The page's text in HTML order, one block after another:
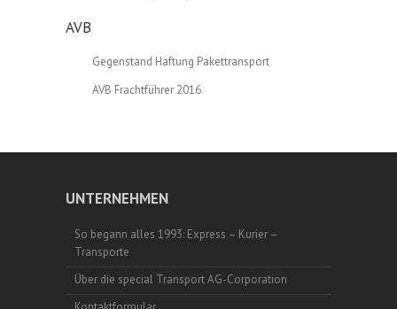
AVB
Gegenstand Haftung Pakettransport
AVB Frachtführer 2016
UNTERNEHMEN
So begann alles 1993: Express – Kurier –
Transporte
Über die special Transport AG-Corporation